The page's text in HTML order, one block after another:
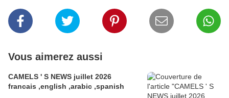
Vous aimerez aussi
CAMELS ' S NEWS juillet 2026
francais ,english ,arabic ,spanish